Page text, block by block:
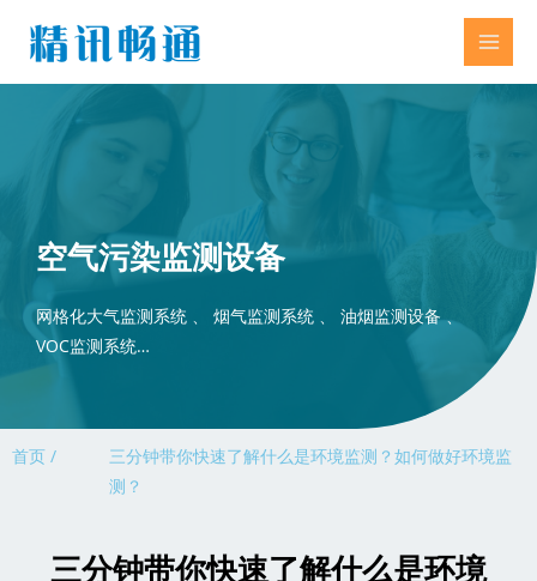
空气污染监测设备
网格化大气监测系统 、 烟气监测系统 、 油烟监测设备 、
VOC监测系统…
首页 /
三分钟带你快速了解什么是环境监测？如何做好环境监
测？
三分钟带你快速了解什么是环境